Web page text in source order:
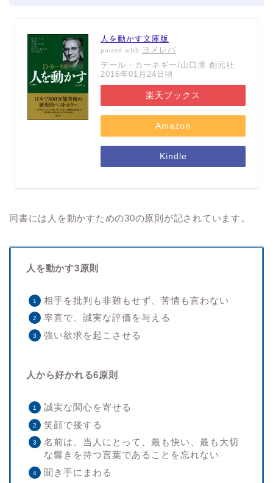
人を動かす文庫版
posted with
ヨメレバ
デール・カーネギー/山口博 創元社
2016年01月24日頃
楽天ブックス
Amazon
Kindle
同書には人を動かすための30の原則が記されています。
人を動かす3原則
相手を批判も非難もせず、苦情も言わない
率直で、誠実な評価を与える
強い欲求を起こさせる
人から好かれる6原則
誠実な関心を寄せる
笑顔で接する
名前は、当人にとって、最も快い、最も大切
な響きを持つ言葉であることを忘れない
聞き手にまわる